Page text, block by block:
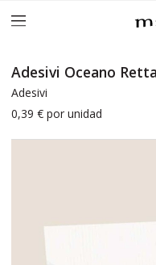
Adesivi Oceano
Adesivi
0,39 € por unidad